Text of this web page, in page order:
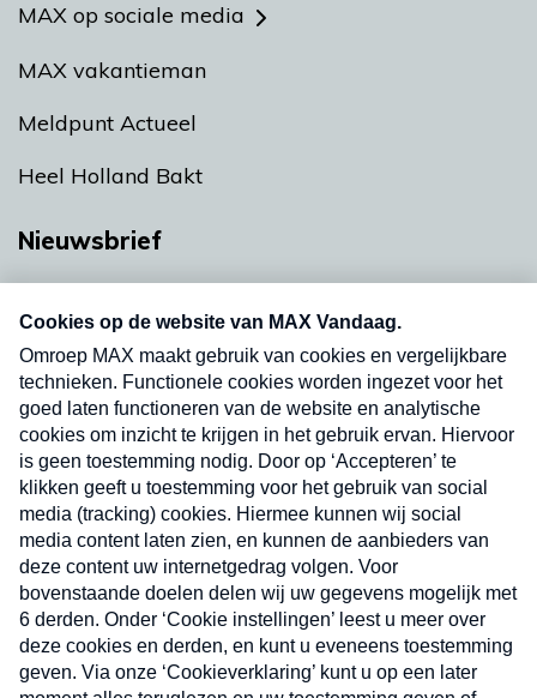
MAX op sociale media
MAX vakantieman
Meldpunt Actueel
Heel Holland Bakt
Nieuwsbrief
nieuwsbrief. Elke vrijdag- en dinsdagochtend in
uw mailbox.
Verzend
Nieuwsbrief
Neem hier een gratis abonnement op onze